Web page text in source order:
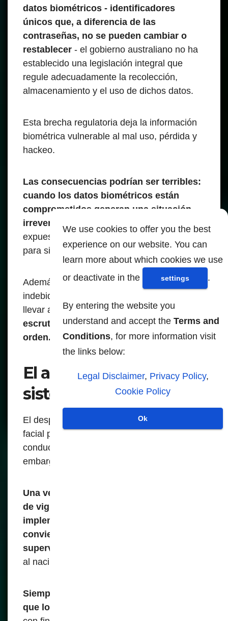
We use cookies to offer you the best
experience on our website. You can
learn more about which cookies we use
or deactivate in the
settings .
By entering the website you
understand and accept the Terms and
Conditions, for more information visit
the links below:
Legal Disclaimer, Privacy Policy,
Cookie Policy
Ok
datos biométricos - identificadores
únicos que, a diferencia de las
contraseñas, no se pueden cambiar o
restablecer - el gobierno australiano no ha
establecido una legislación integral que
regule adecuadamente la recolección,
almacenamiento y el uso de dichos datos.
Esta brecha regulatoria deja la información
biométrica vulnerable al mal uso, pérdida y
hackeo.
Las consecuencias podrían ser terribles:
cuando los datos biométricos están
comprometidos generan una situación
irreversible
expuestas a toda clase de riesgos y pierden
para siempre su privacidad.
Además no hay garantía de que su uso
indebido no se produzca, lo cual podría
llevar al robo de identidad, discriminación o
escrutinio injustificado de las fuerzas del
orden.
El alcance de los
sistemas biométricos
El despliegue inicial del reconocimiento
facial para la verificación de la licencia de
conducir puede parecer benigno; sin
embargo, la realidad sugiere lo contrario.
Una vez establecida una infraestructura
de vigilancia como las que se están
implementando en todo el mundo, se
convierten en una base para ampliar la
supervisión gubernamental
al nacimiento de sistemas totalitarios.
Siempre existe el riesgo persistente de
que los datos biométricos recopilados